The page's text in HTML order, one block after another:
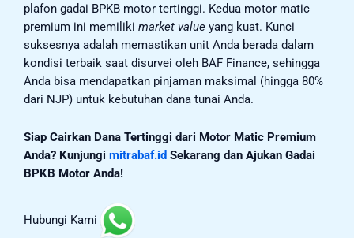
plafon gadai BPKB motor tertinggi. Kedua motor matic
premium ini memiliki market value yang kuat. Kunci
suksesnya adalah memastikan unit Anda berada dalam
kondisi terbaik saat disurvei oleh BAF Finance, sehingga
Anda bisa mendapatkan pinjaman maksimal (hingga 80%
dari NJP) untuk kebutuhan dana tunai Anda.
Siap Cairkan Dana Tertinggi dari Motor Matic Premium
Anda? Kunjungi mitrabaf.id Sekarang dan Ajukan Gadai
BPKB Motor Anda!
Hubungi Kami